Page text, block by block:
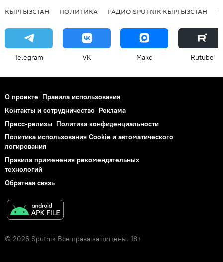
КЫРГЫЗСТАН ПОЛИТИКА РАДИО SPUTNIK КЫРГЫЗСТАН
Telegram VK Макс Rutube
О проекте Правила использования
Контакты и сотрудничество Реклама
Пресс-релизы Политика конфиденциальности
Политика использования Cookie и автоматического
логирования
Правила применения рекомендательных
технологий
Обратная связь
© 2026 Sputnik Все права защищены. 18+